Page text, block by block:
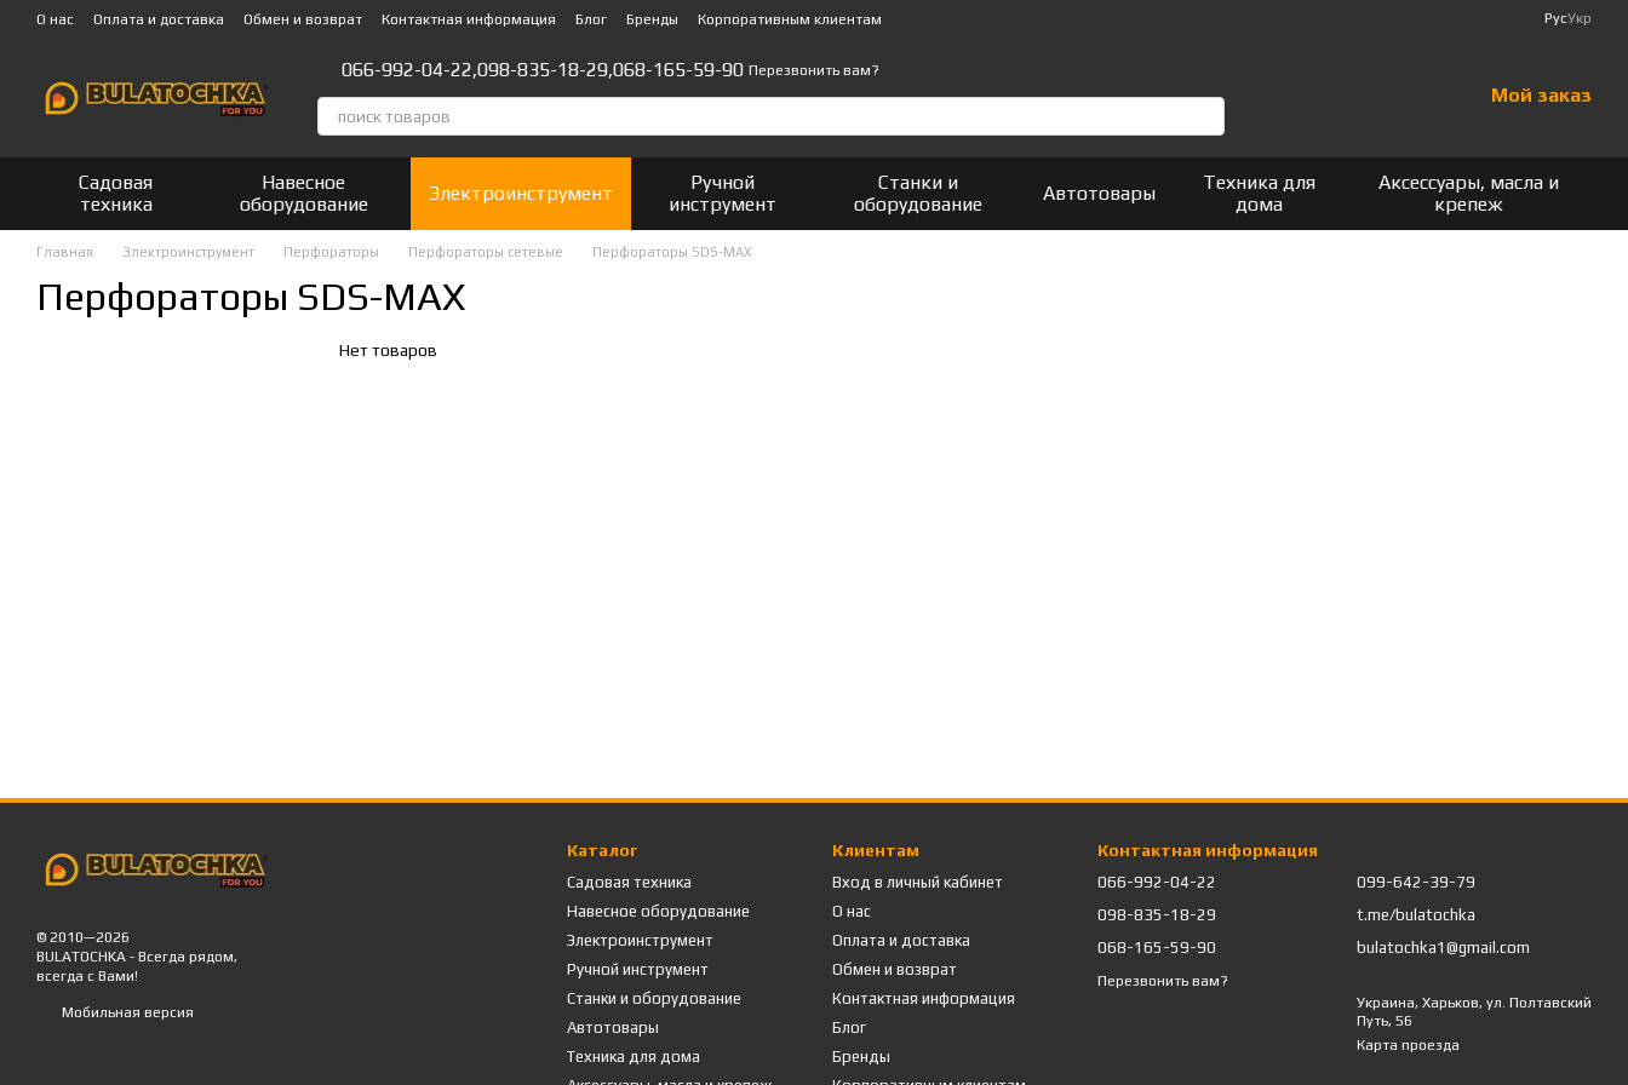
Перейти к основному контенту
О нас Оплата и доставка Обмен и возврат Контактная информация Блог Бренды Корпоративным клиентам РусУкр
066-992-04-22,098-835-18-29,068-165-59-90 Перезвонить вам?
Мой заказ
Садовая
техника
Навесное
оборудование
Электроинструмент
Ручной
инструмент
Станки и
оборудование
Автотовары
Техника для
дома
Аксессуары, масла и
крепеж
Главная Электроинструмент Перфораторы Перфораторы сетевые Перфораторы SDS-MAX
Перфораторы SDS-MAX
Нет товаров
© 2010—2026
BULATOCHKA - Всегда рядом,
всегда с Вами!
Мобильная версия
Каталог
Садовая техника
Навесное оборудование
Электроинструмент
Ручной инструмент
Станки и оборудование
Автотовары
Техника для дома
Клиентам
Вход в личный кабинет
О нас
Оплата и доставка
Обмен и возврат
Контактная информация
Блог
Бренды
Контактная информация
066-992-04-22
098-835-18-29
068-165-59-90
Перезвонить вам?
099-642-39-79
t.me/bulatochka
bulatochka1@gmail.com
Украина, Харьков, ул. Полтавский
Путь, 56
Карта проезда